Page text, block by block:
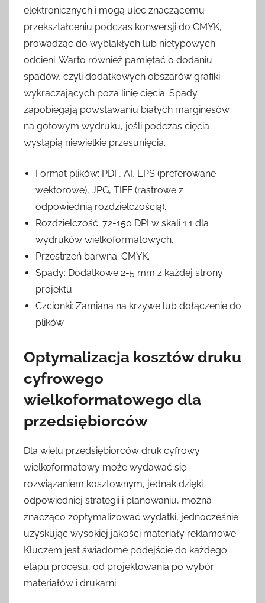
elektronicznych i mogą ulec znaczącemu
przekształceniu podczas konwersji do CMYK,
prowadząc do wyblakłych lub nietypowych
odcieni. Warto również pamiętać o dodaniu
spadów, czyli dodatkowych obszarów grafiki
wykraczających poza linię cięcia. Spady
zapobiegają powstawaniu białych marginesów
na gotowym wydruku, jeśli podczas cięcia
wystąpią niewielkie przesunięcia.
Format plików: PDF, AI, EPS (preferowane
wektorowe), JPG, TIFF (rastrowe z
odpowiednią rozdzielczością).
Rozdzielczość: 72-150 DPI w skali 1:1 dla
wydruków wielkoformatowych.
Przestrzeń barwna: CMYK.
Spady: Dodatkowe 2-5 mm z każdej strony
projektu.
Czcionki: Zamiana na krzywe lub dołączenie do
plików.
Optymalizacja kosztów druku
cyfrowego
wielkoformatowego dla
przedsiębiorców
Dla wielu przedsiębiorców druk cyfrowy
wielkoformatowy może wydawać się
rozwiązaniem kosztownym, jednak dzięki
odpowiedniej strategii i planowaniu, można
znacząco zoptymalizować wydatki, jednocześnie
uzyskując wysokiej jakości materiały reklamowe.
Kluczem jest świadome podejście do każdego
etapu procesu, od projektowania po wybór
materiałów i drukarni.